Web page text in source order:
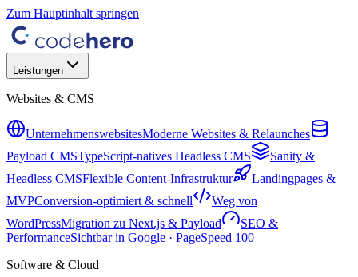
Zum Hauptinhalt springen
Leistungen
Websites & CMS
UnternehmenswebsitesModerne Websites & Relaunches
Payload CMSTypeScript-natives Headless CMS
Sanity &
Headless CMSFlexible Content-Infrastruktur
Landingpages &
MVPConversion-optimiert & schnell
Weg von
WordPressMigration zu Next.js & Payload
SEO &
PerformanceSichtbar in Google · PageSpeed 100
Software & Cloud